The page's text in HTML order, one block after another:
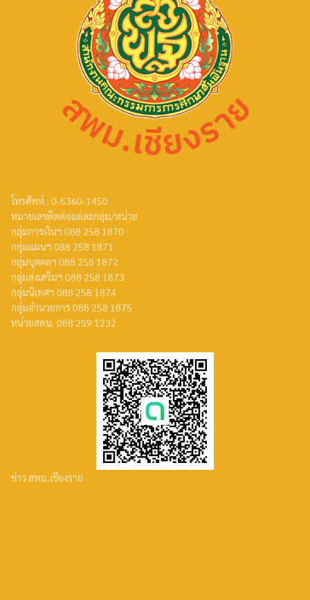
โทรศัพท์ : 0-5360-1450
หมายเลขติดต่อแต่ละกลุ่ม/หน่วย
กลุ่มการเงินฯ 088 258 1870
กลุ่มแผนฯ 088 258 1871
กลุ่มบุคคลฯ 088 258 1872
กลุ่มส่งเสริมฯ 088 258 1873
กลุ่มนิเทศฯ 088 258 1874
กลุ่มอำนวยการ 088 258 1875
หน่วยสตน. 088 259 1232
ข่าว สพม.เชียงราย